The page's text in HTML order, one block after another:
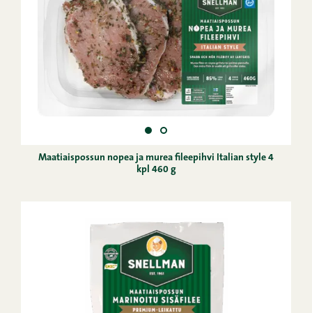
Maatiaispossun nopea ja murea fileepihvi Italian style 4
kpl 460 g